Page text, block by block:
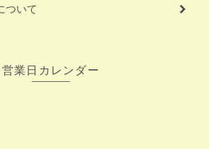
ついて
営業日カレンダー